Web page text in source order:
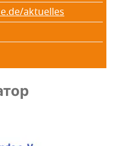
aktuelles